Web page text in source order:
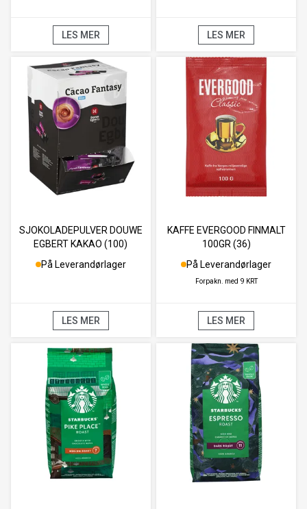
LES MER LES MER
SJOKOLADEPULVER DOUWE
EGBERT KAKAO (100)
På Leverandørlager
LES MER
KAFFE EVERGOOD FINMALT
100GR (36)
På Leverandørlager
Forpakn. med 9 KRT
LES MER